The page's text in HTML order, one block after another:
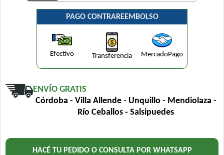
PAGO CONTRAREEMBOLSO
Efectivo Transferencia MercadoPago
ENVÍO GRATIS
Córdoba - Villa Allende - Unquillo - Mendiolaza -
Río Ceballos - Salsipuedes
HACÉ TU PEDIDO O CONSULTA POR WHATSAPP